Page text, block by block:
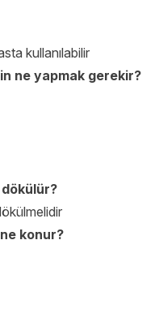
kullanılabilir
ne yapmak gerekir?
dökülür?
konur?